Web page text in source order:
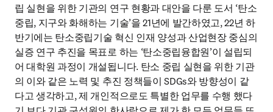
립 실현을 위한 기관의 연구 현황과 대안을 다룬 도서 ‘탄소
중립, 지구와 화해하는 기술’을 21년에 발간하였고, 22년 하
반기에는 탄소중립기술 혁신 인재 양성과 산업현장 중심의
실증 연구 추진을 목표로 하는 ‘탄소중립융합원’이 설립되
어 대학원 과정이 개설됩니다. 탄소 중립 실현을 위한 기관
의 이와 같은 노력 및 추진 정책들이 SDGs와 방향성이 같
다고 생각하고, 제 개인적으로도 특별한 업무를 수행 했다